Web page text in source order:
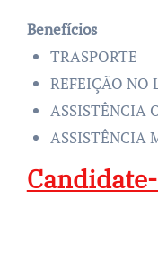
Benefícios
TRASPORTE
REFEIÇÃO NO
ASSISTÊNCIA
ASSISTÊNCIA